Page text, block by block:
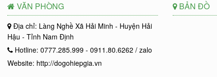
VĂN PHÒNG
Địa chỉ: Làng Nghề Xã Hải Minh - Huyện Hải
Hậu - Tỉnh Nam Định
Hotline: 0777.285.999 - 0911.80.6262 / zalo
Website: http://dogohiepgia.vn
BẢN ĐỒ